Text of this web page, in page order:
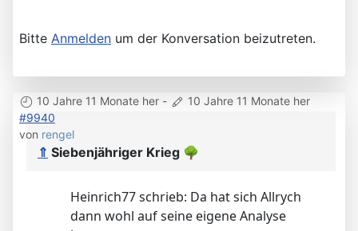
Bitte Anmelden um der Konversation beizutreten.
10 Jahre 11 Monate her -
10 Jahre 11 Monate her
#9940
von rengel
⇑ Siebenjähriger Krieg 🌳
Heinrich77 schrieb: Da hat sich Allrych
dann wohl auf seine eigene Analyse